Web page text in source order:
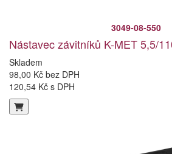
3049-08-550
Nástavec závitníků K-MET 5,5/
Skladem
98,00 Kč bez DPH
120,54 Kč s DPH